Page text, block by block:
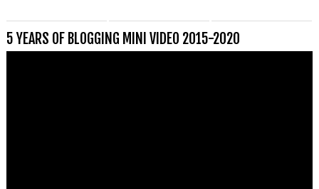
5 YEARS OF BLOGGING MINI VIDEO 2015-2020